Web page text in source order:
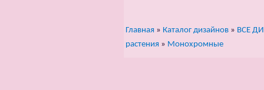
Главная » Каталог дизайнов » ВСЕ
растения » Монохромные